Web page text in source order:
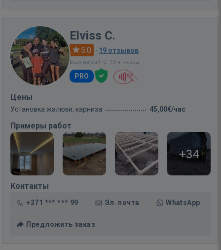
Elviss C.
5.0 · 19 отзывов
Был на сайте: 13 ч. назад
PRO
Цены
Установка жалюзи, карниза 45,00€/час
Примеры работ
+34
Контакты
+371 *** *** 99 Эл. почта WhatsApp
Предложить заказ